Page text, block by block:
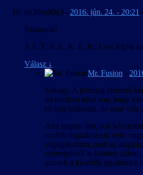
0n30fn00n3 - 2016. jún. 24. - 20:21
Sziasztok!
A S. T. A. L. K. E. R.: Lost Alpha
Válasz ↓
Mr. Fusion -
Sehogy. A jelenleg elérhető
tekintetben kész van, hogy
elvileg működik, de nem volt
Ami engem illet, sok
tovább foglalkozzak vele,
végigjátsszam, mert az
szövegekből le lehetett szűrni,
aminek a készítők igyekeztek